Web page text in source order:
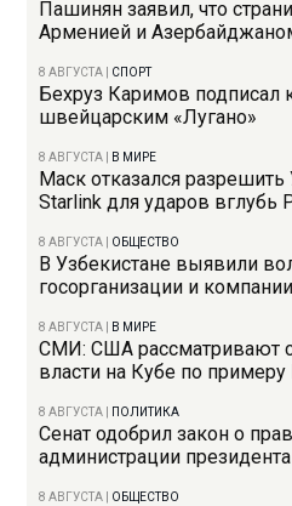
Пашинян заявил, что
Арменией и
8 АВГУСТА СПОРТ
Бехруз Каримов подписал
швейцарским «Лугано»
8 АВГУСТА В МИРЕ
Маск отказался
Starlink для ударов вглубь
8 АВГУСТА ОБЩЕСТВО
В Узбекистане выявили
госорганизации и
8 АВГУСТА В МИРЕ
СМИ: США рассматривают
власти на Кубе по
8 АВГУСТА ПОЛИТИКА
Сенат одобрил закон о
администрации президента
8 АВГУСТА ОБЩЕСТВО